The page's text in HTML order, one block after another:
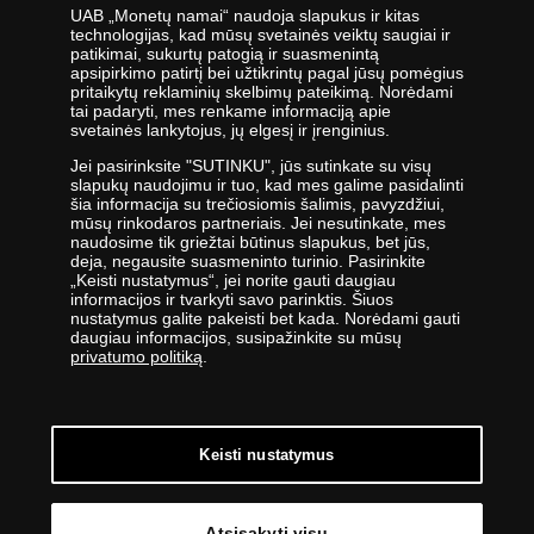
UAB „Monetų namai“ - žymiausių pasaulio monetų kalyklų atstovė ir
oficiali kolekcinių monetų ir medalių platintoja Lietuvoje. Nuo 2009
metų veikianti UAB „Monetų namai“ priklauso „Samlerhuset Group“
įmonių grupei.
Viena didžiausių numizmatinių gaminių platintojų grupė Europoje
,,Samlerhuset Group“ turi padalinius 14-oje Europos šalių, kuriuose
dirba 400 darbuotojų. Įmonių grupei priklauso buvusi valstybinė
seniausia Norvegijos kalykla, veikianti nuo 1686 metų. Norvegijos
kalykla gamina kai kurias oficialias Norvegijos ir kitų šalių monetas,
be to, kasmet kaldina Nobelio taikos premijos medalį. 2012 m.
įmonės apyvarta siekė 400 milijonų eurų.
UAB „Monetų namai“ specialistai nuolatos tobulina savo žinias -
UAB „Monetų namai“ naudoja slapukus ir kitas
technologijas, kad mūsų svetainės veiktų saugiai ir
patikimai, sukurtų patogią ir suasmenintą
apsipirkimo patirtį bei užtikrintų pagal jūsų pomėgius
pritaikytų reklaminių skelbimų pateikimą. Norėdami
tai padaryti, mes renkame informaciją apie
svetainės lankytojus, jų elgesį ir įrenginius.
Jei pasirinksite "SUTINKU", jūs sutinkate su visų
slapukų naudojimu ir tuo, kad mes galime pasidalinti
šia informacija su trečiosiomis šalimis, pavyzdžiui,
mūsų rinkodaros partneriais. Jei nesutinkate, mes
naudosime tik griežtai būtinus slapukus, bet jūs,
deja, negausite suasmeninto turinio. Pasirinkite
„Keisti nustatymus“, jei norite gauti daugiau
informacijos ir tvarkyti savo parinktis. Šiuos
nustatymus galite pakeisti bet kada. Norėdami gauti
daugiau informacijos, susipažinkite su mūsų
privatumo politiką
Keisti nustatymus